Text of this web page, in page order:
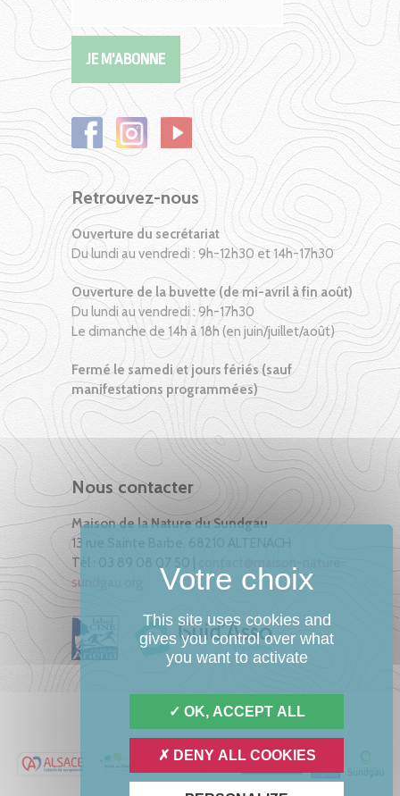
Retrouvez-nous
Ouverture du secrétariat
Du lundi au vendredi : 9h-12h30 et 14h-17h30
Ouverture de la buvette (de mi-avril à fin août)
Du lundi au vendredi : 9h-17h30
Le dimanche de 14h à 18h (en juin/juillet/août)
Fermé le samedi et jours fériés (sauf
manifestations programmées)
Nous contacter
Maison de la Nature du Sundgau
13 rue Sainte Barbe, 68210 ALTENACH
Tél : 03 89 08 07 50 |
sundgau.org
This site uses cookies and
gives you control over what
you want to activate
OK, ACCEPT ALL
DENY ALL COOKIES